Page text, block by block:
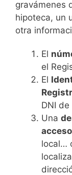
gravámenes
hipoteca, un
otra
El
el
El
DNI
Una
local…